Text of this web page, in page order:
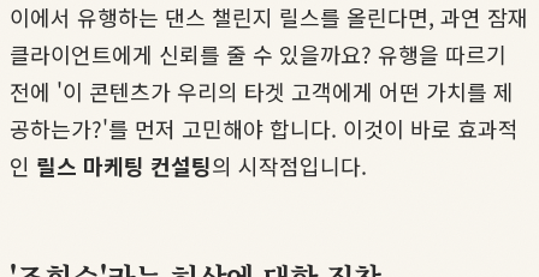
이에서 유행하는 댄스 챌린지 릴스를 올린다면, 과연 잠재
클라이언트에게 신뢰를 줄 수 있을까요? 유행을 따르기
전에 '이 콘텐츠가 우리의 타겟 고객에게 어떤 가치를 제
공하는가?'를 먼저 고민해야 합니다. 이것이 바로 효과적
인 릴스 마케팅 컨설팅의 시작점입니다.